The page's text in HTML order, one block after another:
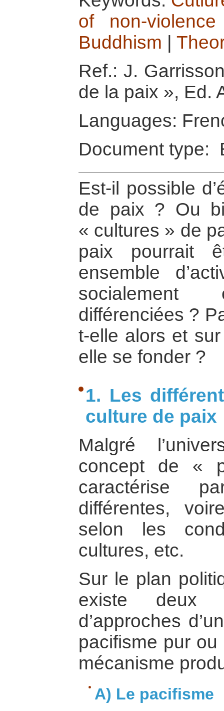
of non-violence
Buddhism
Ref.: J.
de la paix », Ed.
Languages:
Document type:
Est-il possible
de paix ? Ou
« cultures » de
paix pourrait
ensemble
socialement
différenciées ?
t-elle alors et
elle se fonder ?
1. Les
culture de paix
Malgré
concept de «
caractérise
différentes,
selon les
cultures, etc.
Sur le plan
existe deux
d’approches
pacifisme pur ou
mécanisme
A) Le pacifisme